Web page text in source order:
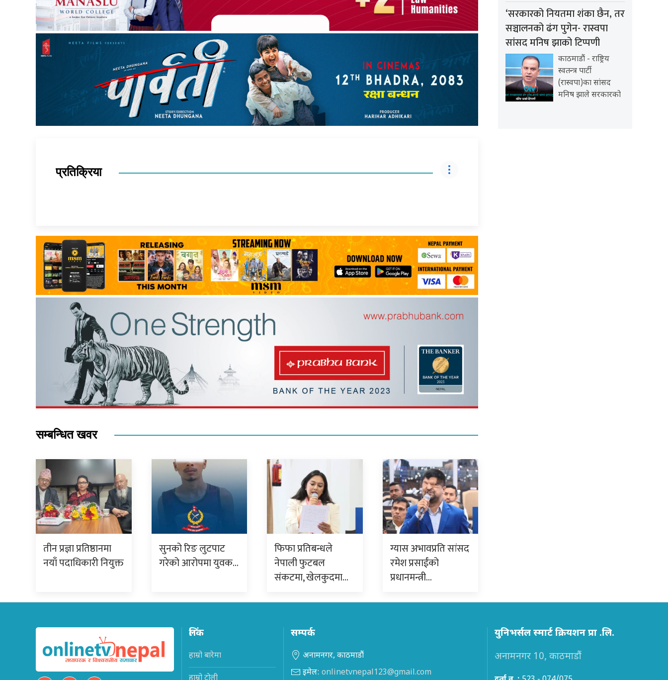
प्रतिक्रिया
सम्बन्धित खवर
तीन प्रज्ञा प्रतिष्ठानमा
नयाँ पदाधिकारी नियुक्त
सुनको रिङ लुटपाट
गरेको आरोपमा युवक…
फिफा प्रतिबन्धले
नेपाली फुटबल
संकटमा, खेलकुदमा…
ग्यास अभावप्रति सांसद
रमेश प्रसाईंको
प्रधानमन्त्री…
‘सरकारको नियतमा शंका छैन, तर
सञ्चालनको ढंग पुगेन- रास्वपा
सांसद मनिष झाको टिप्पणी
काठमाडौं - राष्ट्रिय
स्वतन्त्र पार्टी
(रास्वपा)का सांसद
मनिष झाले सरकारको
लिंक
हाम्रो बारेमा
सम्पर्क
अनामनगर, काठमाडौं
इमेल: onlinetvnepal123@gmail.com
युनिभर्सल स्मार्ट क्रियशन प्रा .लि.
अनामनगर 10, काठमाडौं